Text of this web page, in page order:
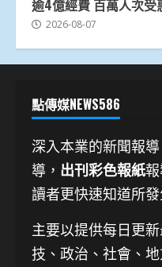
逾4億經費 百萬人次受
2026-08-07
點傳媒NEWS586
深入本業的新聞報
導， 出刊彩色報紙
讀者更快速知道所
主要以提供每日更
技、 政治、社會、